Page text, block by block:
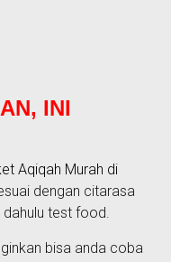
INI
Aqiqah Murah di
dengan citarasa
dahulu test food.
bisa anda coba